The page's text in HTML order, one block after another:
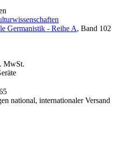
Germanistik - Reihe A, Band 102
MwSt.
national, internationaler Versand